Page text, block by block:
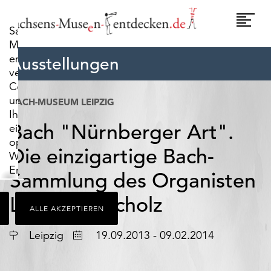
Sachsens-
Museen-
entdecken.de
verwendet
Cookies,
um
Ihnen
ein
optimales
Webseiten-
Erlebnis
zu
bieten.
Dazu
zählen
Cookies,
ALLE AKZEPTIEREN
Ausstellungen
BACH-MUSEUM LEIPZIG
Bach "Nürnberger Art".
Die einzigartige Bach-
Sammlung des Organisten
Leonhard Scholz
Ort Leipzig Datum19.09.2013 - 09.02.2014